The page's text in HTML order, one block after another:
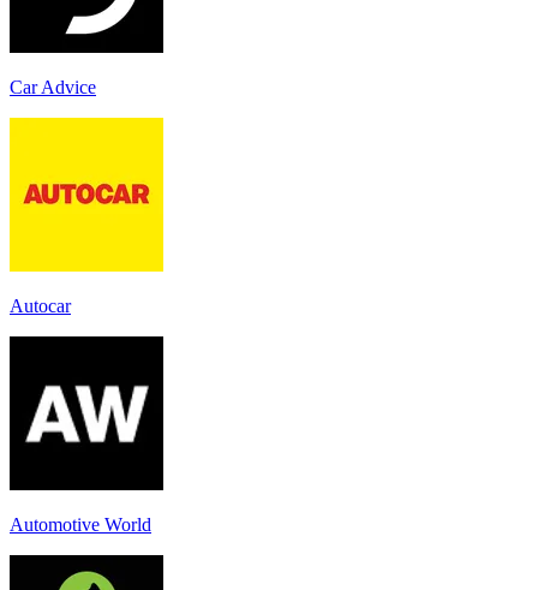
Car Advice
Autocar
Automotive World